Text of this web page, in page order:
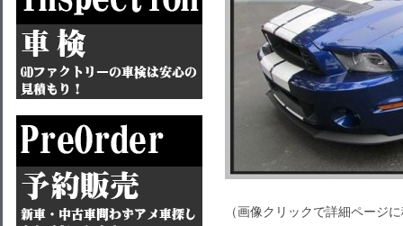
（画像クリックで詳細ページ